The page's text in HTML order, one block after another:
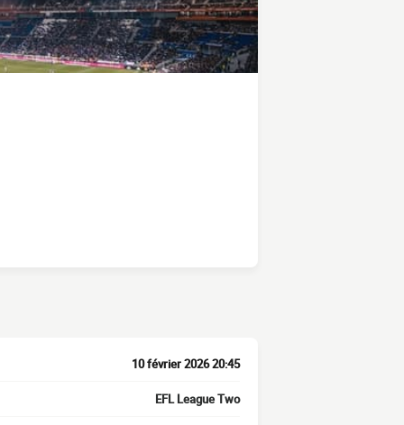
10 février 2026 20:45
EFL League Two